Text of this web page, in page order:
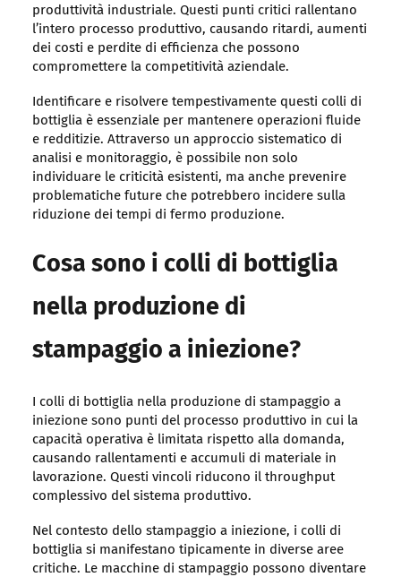
produttività industriale. Questi punti critici rallentano
l’intero processo produttivo, causando ritardi, aumenti
dei costi e perdite di efficienza che possono
compromettere la competitività aziendale.
Identificare e risolvere tempestivamente questi colli di
bottiglia è essenziale per mantenere operazioni fluide
e redditizie. Attraverso un approccio sistematico di
analisi e monitoraggio, è possibile non solo
individuare le criticità esistenti, ma anche prevenire
problematiche future che potrebbero incidere sulla
riduzione dei tempi di fermo produzione.
Cosa sono i colli di bottiglia
nella produzione di
stampaggio a iniezione?
I colli di bottiglia nella produzione di stampaggio a
iniezione sono punti del processo produttivo in cui la
capacità operativa è limitata rispetto alla domanda,
causando rallentamenti e accumuli di materiale in
lavorazione. Questi vincoli riducono il throughput
complessivo del sistema produttivo.
Nel contesto dello stampaggio a iniezione, i colli di
bottiglia si manifestano tipicamente in diverse aree
critiche. Le macchine di stampaggio possono diventare